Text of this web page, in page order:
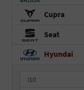
Cupra
Seat
Hyundai
i10